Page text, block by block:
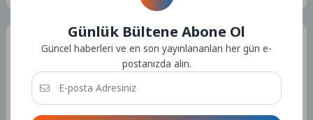
Admin
Tüm Yazılar
Günlük Bültene Abone Ol
Güncel haberleri ve en son yayınlananları her gün e-
postanızda alın.